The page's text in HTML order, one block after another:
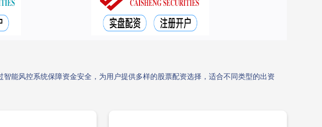
能风控系统保障资金安全，为用户提供多样的股票配资选择，适合不同类型的出资